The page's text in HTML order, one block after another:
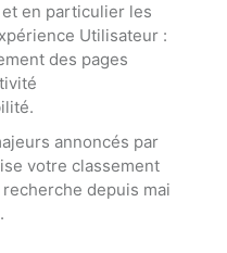
en particulier les
Utilisateur :
des pages
annoncés par
votre classement
depuis mai